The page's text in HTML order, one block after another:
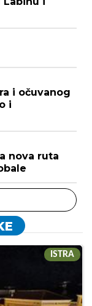
i očuvanog
i
nova ruta
ISTRA